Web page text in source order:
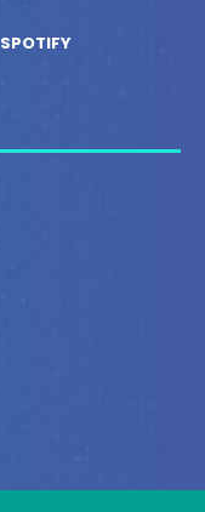
SPOTIFY